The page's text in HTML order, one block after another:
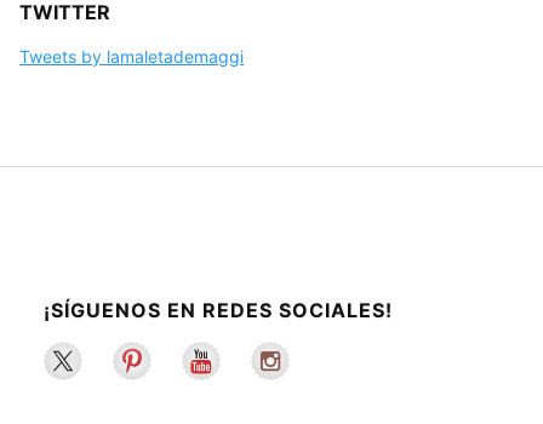
TWITTER
Tweets by lamaletademaggi
¡SÍGUENOS EN REDES SOCIALES!